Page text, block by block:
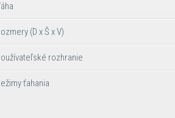
(D x Š x V)
rozhranie
ťahania